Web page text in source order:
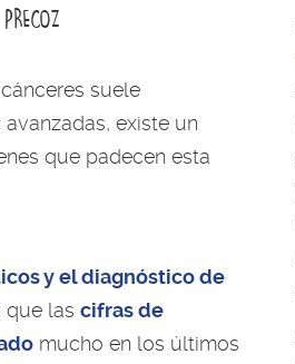
suele
existe un
que padecen esta
y el diagnóstico de
que las cifras de
mucho en los últimos